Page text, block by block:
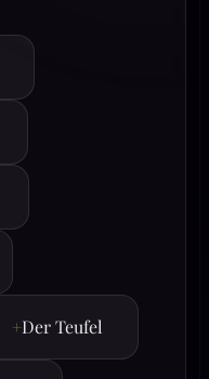
+Der Teufel